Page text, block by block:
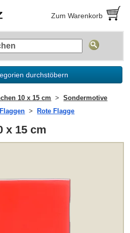
Zum Warenkorb
durchstöbern
10 x 15 cm
Sondermotive
Rote Flagge
x 15 cm